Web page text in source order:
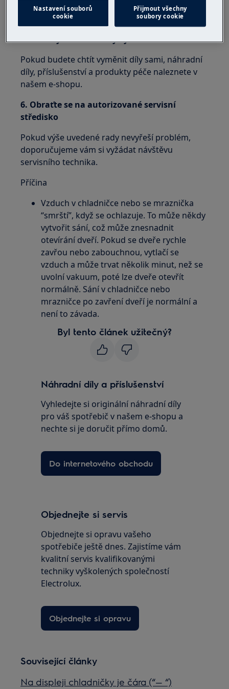
vodováhy
5. Podívejte se, zda nejsou poškozeny závěsy
a všechny vadné závěsy vyměňte
Pokud budete chtít vyměnit díly sami, náhradní
díly, příslušenství a produkty péče naleznete v
našem e-shopu.
6. Obraťte se na autorizované servisní
středisko
Pokud výše uvedené rady nevyřeší problém,
doporučujeme vám si vyžádat návštěvu
servisního technika.
Příčina
Vzduch v chladničce nebo se mraznička
“smrští”, když se ochlazuje. To může někdy
vytvořit sání, což může znesnadnit
otevírání dveří. Pokud se dveře rychle
zavřou nebo zabouchnou, vytlačí se
vzduch a může trvat několik minut, než se
uvolní vakuum, poté lze dveře otevřít
normálně. Sání v chladničce nebo
mrazničce po zavření dveří je normální a
není to závada.
Byl tento článek užitečný?
Náhradní díly a příslušenství
Vyhledejte si originální náhradní díly
pro váš spotřebič v našem e-shopu a
nechte si je doručit přímo domů.
Do internetového obchodu
Objednejte si servis
Objednejte si opravu vašeho
spotřebiče ještě dnes. Zajistíme vám
kvalitní servis kvalifikovanými
techniky vyškolených společností
Electrolux.
Objednejte si opravu
Související články
Na displeji chladničky je čára (“— “)
Nastavení souborů
cookie
Přijmout všechny
soubory cookie